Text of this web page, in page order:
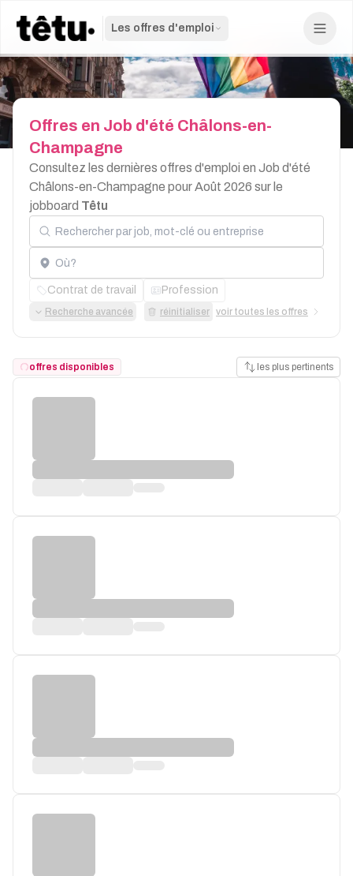
Les offres d'emploi
Offres en Job d'été Châlons-en-
Champagne
Consultez les dernières offres d'emploi en Job d'été
Châlons-en-Champagne pour Août 2026 sur le
jobboard Têtu
Rechercher par job, mot-clé ou entreprise
Localisation
Contrat de travail Profession
Recherche avancée réinitialiser voir toutes les offres
offres disponibles les plus pertinents